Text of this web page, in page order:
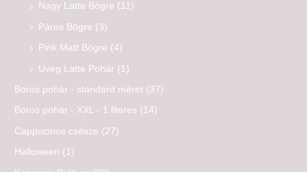
Nagy Latte Bögre (11)
Páros Bögre (3)
Pink Matt Bögre (4)
Üveg Latte Pohár (1)
Boros pohár - standard méret (37)
Boros pohár - XXL - 1 literes (14)
Cappucinos csésze (27)
Halloween (1)